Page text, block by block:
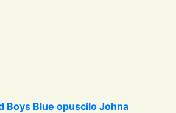
Boys Blue opuscilo Johna